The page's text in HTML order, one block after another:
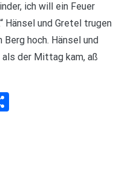
ich will ein Feuer
Hänsel und Gretel trugen
hoch. Hänsel und
als der Mittag kam, aß